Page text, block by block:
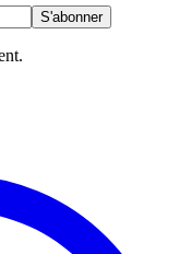
S'abonner